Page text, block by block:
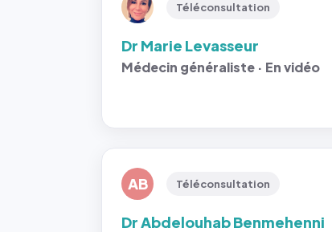
Téléconsultation
Dr Marie Levasseur
Médecin généraliste · En vidéo
AB Téléconsultation
Dr Abdelouhab Benmehenni